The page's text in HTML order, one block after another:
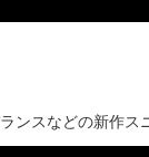
ンスなどの新作